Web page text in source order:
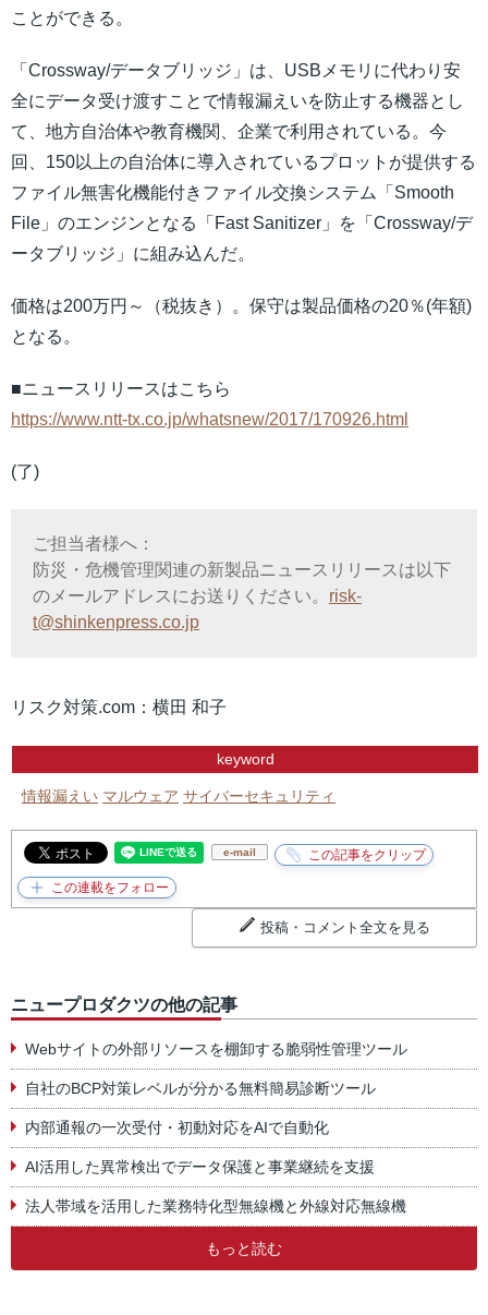
ことができる。
「Crossway/データブリッジ」は、USBメモリに代わり安
全にデータ受け渡すことで情報漏えいを防止する機器とし
て、地方自治体や教育機関、企業で利用されている。今
回、150以上の自治体に導入されているプロットが提供する
ファイル無害化機能付きファイル交換システム「Smooth
File」のエンジンとなる「Fast Sanitizer」を「Crossway/デ
ータブリッジ」に組み込んだ。
価格は200万円～（税抜き）。保守は製品価格の20％(年額)
となる。
■ニュースリリースはこちら
https://www.ntt-tx.co.jp/whatsnew/2017/170926.html
(了)
ご担当者様へ：
防災・危機管理関連の新製品ニュースリリースは以下
のメールアドレスにお送りください。 risk-
t@shinkenpress.co.jp
リスク対策.com：横田 和子
keyword
情報漏えい マルウェア サイバーセキュリティ
e-mail
投稿・コメント全文を見る
ニュープロダクツの他の記事
Webサイトの外部リソースを棚卸する脆弱性管理ツール
自社のBCP対策レベルが分かる無料簡易診断ツール
内部通報の一次受付・初動対応をAIで自動化
AI活用した異常検出でデータ保護と事業継続を支援
法人帯域を活用した業務特化型無線機と外線対応無線機
もっと読む